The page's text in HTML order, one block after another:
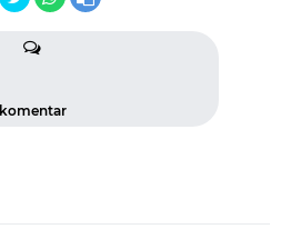
komentar